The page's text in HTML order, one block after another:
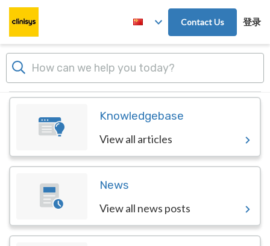
Skip to main content
Contact Us 登录
Knowledgebase
View all articles
News
View all news posts